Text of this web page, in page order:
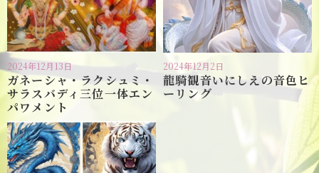
2024年12月13日
ガネーシャ・ラクシュミ・
サラスバディ三位一体エン
パワメント
2024年12月2日
龍騎観音いにしえの音色ヒ
ーリング